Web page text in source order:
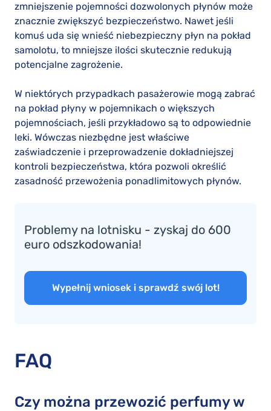
zmniejszenie pojemności dozwolonych płynów może
znacznie zwiększyć bezpieczeństwo. Nawet jeśli
komuś uda się wnieść niebezpieczny płyn na pokład
samolotu, to mniejsze ilości skutecznie redukują
potencjalne zagrożenie.
W niektórych przypadkach pasażerowie mogą zabrać
na pokład płyny w pojemnikach o większych
pojemnościach, jeśli przykładowo są to odpowiednie
leki. Wówczas niezbędne jest właściwe
zaświadczenie i przeprowadzenie dokładniejszej
kontroli bezpieczeństwa, która pozwoli określić
zasadność przewożenia ponadlimitowych płynów.
Problemy na lotnisku - zyskaj do 600
euro odszkodowania!
Wypełnij wniosek i sprawdź swój lot!
FAQ
Czy można przewozić perfumy w